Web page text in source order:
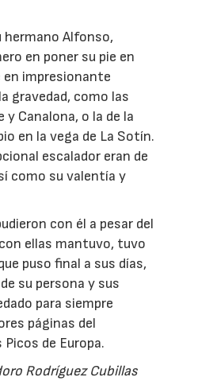
hermano Alfonso,
en poner su pie en
en impresionante
gravedad, como las
Canalona, o la de la
en la vega de La Sotín.
escalador eran de
como su valentía y
con él a pesar del
ellas mantuvo, tuvo
puso final a sus días,
su persona y sus
para siempre
páginas del
de Europa.
Rodríguez Cubillas